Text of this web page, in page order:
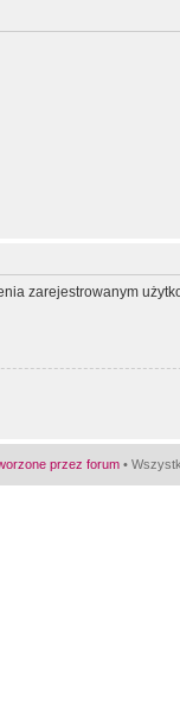
zarejestrowanym
przez forum •